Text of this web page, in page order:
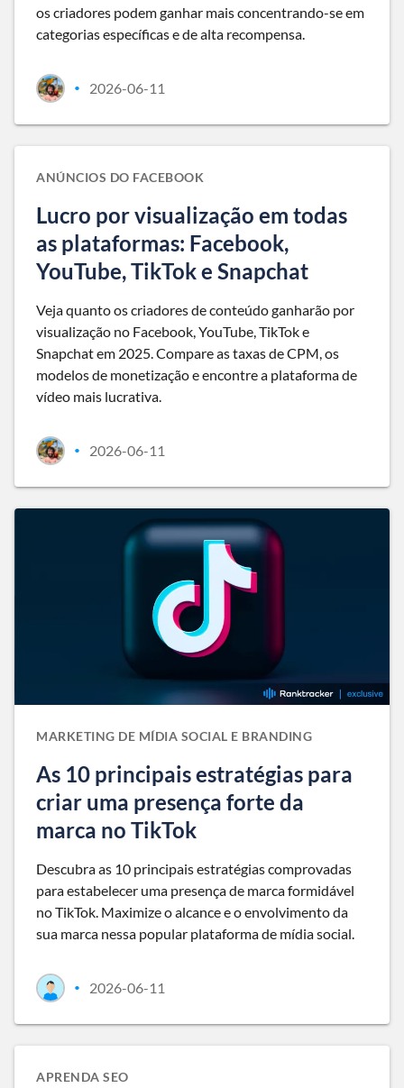
os criadores podem ganhar mais concentrando-se em
categorias específicas e de alta recompensa.
• 2026-06-11
ANÚNCIOS DO FACEBOOK
Lucro por visualização em todas
as plataformas: Facebook,
YouTube, TikTok e Snapchat
Veja quanto os criadores de conteúdo ganharão por
visualização no Facebook, YouTube, TikTok e
Snapchat em 2025. Compare as taxas de CPM, os
modelos de monetização e encontre a plataforma de
vídeo mais lucrativa.
• 2026-06-11
MARKETING DE MÍDIA SOCIAL E BRANDING
As 10 principais estratégias para
criar uma presença forte da
marca no TikTok
Descubra as 10 principais estratégias comprovadas
para estabelecer uma presença de marca formidável
no TikTok. Maximize o alcance e o envolvimento da
sua marca nessa popular plataforma de mídia social.
• 2026-06-11
APRENDA SEO